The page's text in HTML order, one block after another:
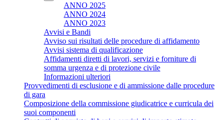
ANNO 2025
ANNO 2024
ANNO 2023
Avvisi e Bandi
Avviso sui risultati delle procedure di affidamento
Avvisi sistema di qualificazione
Affidamenti diretti di lavori, servizi e forniture di
somma urgenza e di protezione civile
Informazioni ulteriori
Provvedimenti di esclusione e di ammissione dalle procedure
di gara
Composizione della commissione giudicatrice e curricula dei
suoi componenti